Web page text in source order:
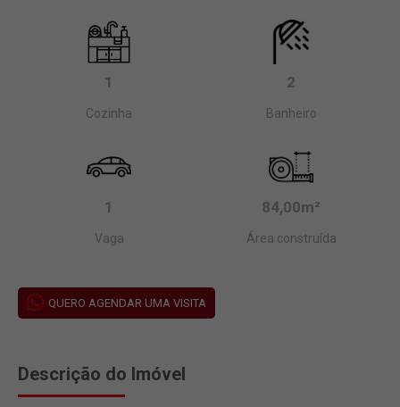
1
Cozinha
2
Banheiro
1
Vaga
84,00m²
Área construída
QUERO AGENDAR UMA VISITA
Descrição do Imóvel